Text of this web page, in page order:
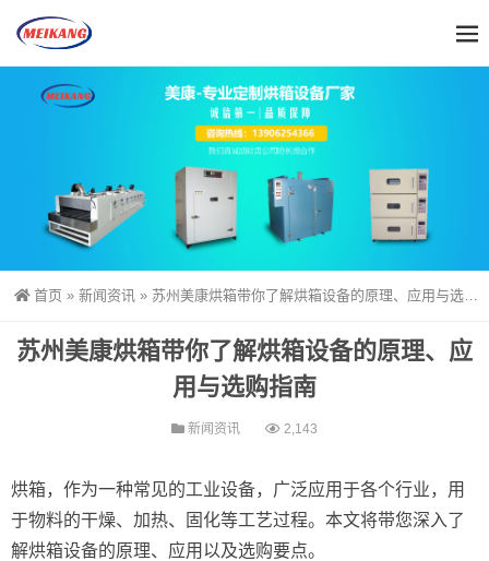
首页 » 新闻资讯 » 苏州美康烘箱带你了解烘箱设备的原理、应用与选购指南
苏州美康烘箱带你了解烘箱设备的原理、应
用与选购指南
新闻资讯 2,143
烘箱，作为一种常见的工业设备，广泛应用于各个行业，用
于物料的干燥、加热、固化等工艺过程。本文将带您深入了
解烘箱设备的原理、应用以及选购要点。